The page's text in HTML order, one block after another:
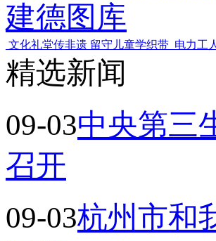
建德图库
文化礼堂传非遗 留守儿童学织带 电力工
精选新闻
09-03中央第三
召开
09-03杭州市和